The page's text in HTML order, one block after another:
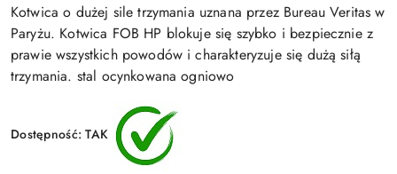
Kotwica o dużej sile trzymania uznana przez Bureau Veritas w
Paryżu. Kotwica FOB HP blokuje się szybko i bezpiecznie z
prawie wszystkich powodów i charakteryzuje się dużą siłą
trzymania. stal ocynkowana ogniowo
Dostępność:TAK